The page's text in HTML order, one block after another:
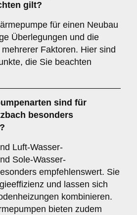
gilt?
für einen Neubau
Überlegungen und die
Faktoren. Hier sind
die Sie beachten
sind für
besonders
Luft-Wasser-
Sole-Wasser-
empfehlenswert. Sie
und lassen sich
kombinieren.
bieten zudem